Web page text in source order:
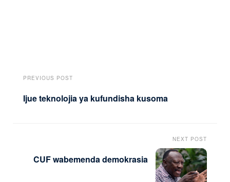
PREVIOUS POST
Ijue teknolojia ya kufundisha kusoma
NEXT POST
CUF wabemenda demokrasia